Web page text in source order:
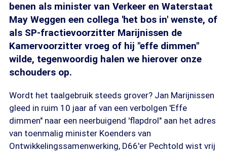
benen als minister van Verkeer en Waterstaat
May Weggen een collega 'het bos in' wenste, of
als SP-fractievoorzitter Marijnissen de
Kamervoorzitter vroeg of hij "effe dimmen"
wilde, tegenwoordig halen we hierover onze
schouders op.
Wordt het taalgebruik steeds grover? Jan Marijnissen
gleed in ruim 10 jaar af van een verbolgen 'Effe
dimmen" naar een neerbuigend 'flapdrol" aan het adres
van toenmalig minister Koenders van
Ontwikkelingssamenwerking, D66'er Pechtold wist vrij